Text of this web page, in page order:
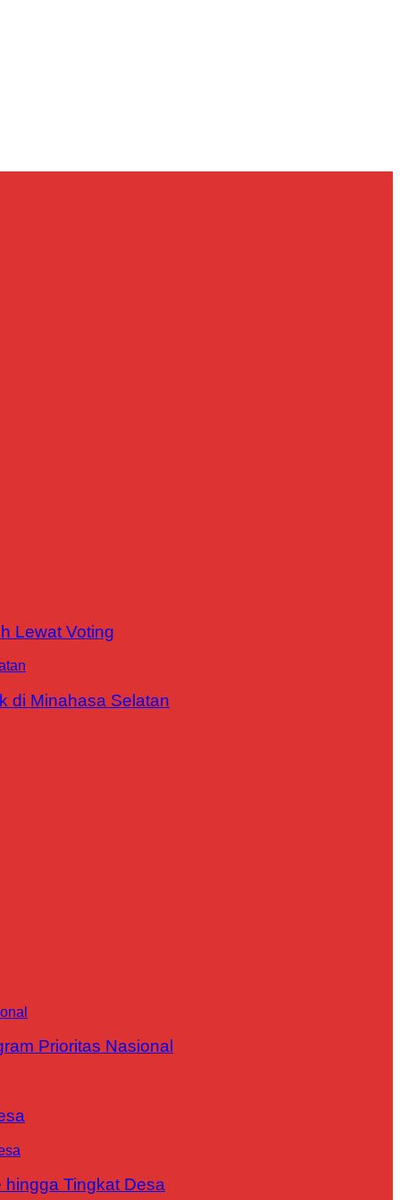
Lewat Voting
di Minahasa Selatan
Prioritas Nasional
Tingkat Desa